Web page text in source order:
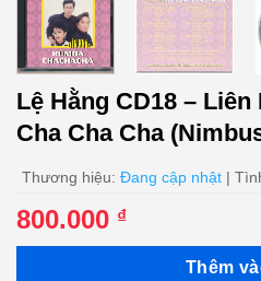
Lệ Hằng CD18 –
Cha Cha Cha
Thương hiệu: Đang cập nhật |
800.000 ₫
Thêm